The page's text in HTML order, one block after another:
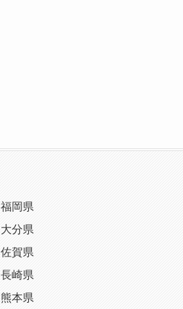
福岡県
大分県
佐賀県
長崎県
熊本県